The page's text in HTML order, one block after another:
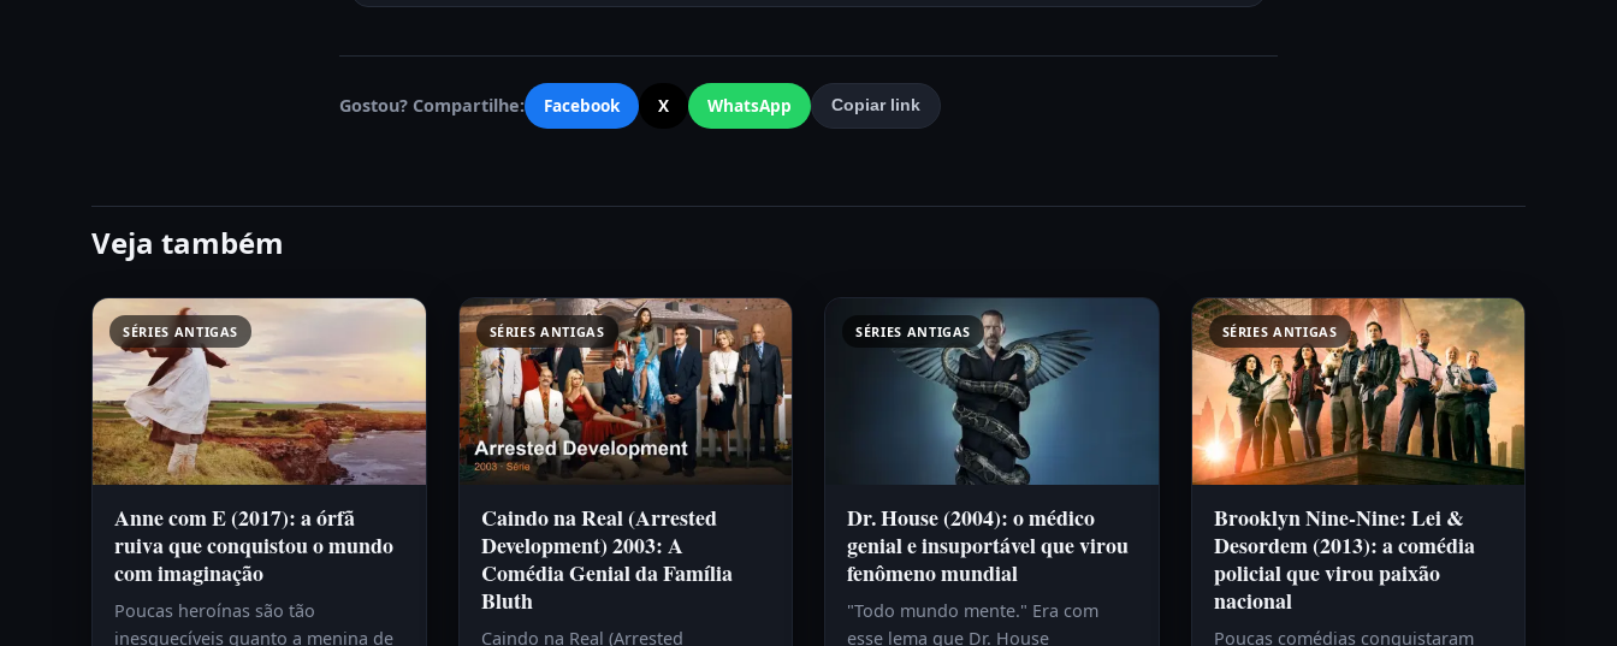
Gostou? Compartilhe: Facebook X WhatsApp Copiar link
Veja também
SÉRIES ANTIGAS
Anne com E (2017): a órfã
ruiva que conquistou o mundo
com imaginação
Poucas heroínas são tão
inesquecíveis quanto a menina de
SÉRIES ANTIGAS
Caindo na Real (Arrested
Development) 2003: A
Comédia Genial da Família
Bluth
Caindo na Real (Arrested
SÉRIES ANTIGAS
Dr. House (2004): o médico
genial e insuportável que virou
fenômeno mundial
"Todo mundo mente." Era com
esse lema que Dr. House
SÉRIES ANTIGAS
Brooklyn Nine-Nine: Lei &
Desordem (2013): a comédia
policial que virou paixão
nacional
Poucas comédias conquistaram